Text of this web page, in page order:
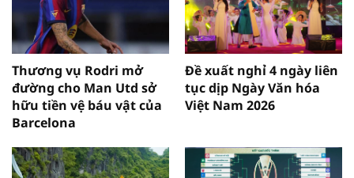
Thương vụ Rodri mở
đường cho Man Utd sở
hữu tiền vệ báu vật của
Barcelona
Đề xuất nghỉ 4 ngày liên
tục dịp Ngày Văn hóa
Việt Nam 2026